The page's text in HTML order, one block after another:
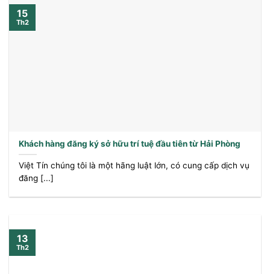
Khách hàng đăng ký sở hữu trí tuệ đầu tiên từ Hải Phòng
Việt Tín chúng tôi là một hãng luật lớn, có cung cấp dịch vụ
đăng [...]
15
Th2
13
Th2